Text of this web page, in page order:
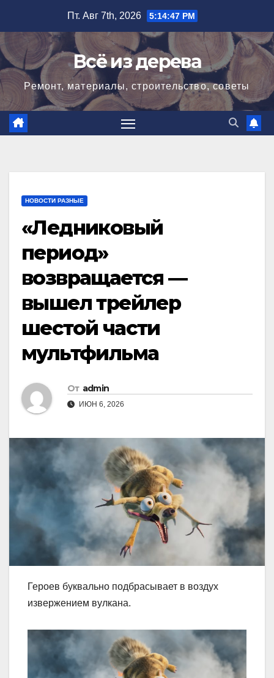
содержимому
Пт. Авг 7th, 2026 5:14:48 PM
Всё из дерева
Ремонт, материалы, строительство, советы
НОВОСТИ РАЗНЫЕ
«Ледниковый
период»
возвращается —
вышел трейлер
шестой части
мультфильма
От admin
ИЮН 6, 2026
Героев буквально подбрасывает в воздух
извержением вулкана.